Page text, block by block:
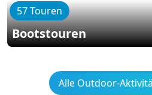
57 Touren
Bootstouren
Alle Outdoor-